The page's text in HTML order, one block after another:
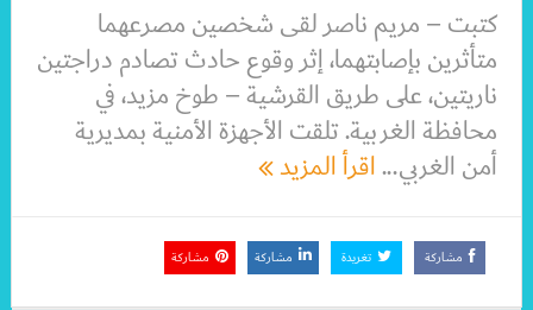
كتبت – مريم ناصر لقى شخصين مصرعهما
متأثرين بإصابتهما، إثر وقوع حادث تصادم دراجتين
ناريتين، على طريق القرشية – طوخ مزيد، في
محافظة الغربية. تلقت الأجهزة الأمنية بمديرية
أمن الغربي...اقرأ المزيد
مشاركة تغريدة مشاركة مشاركة